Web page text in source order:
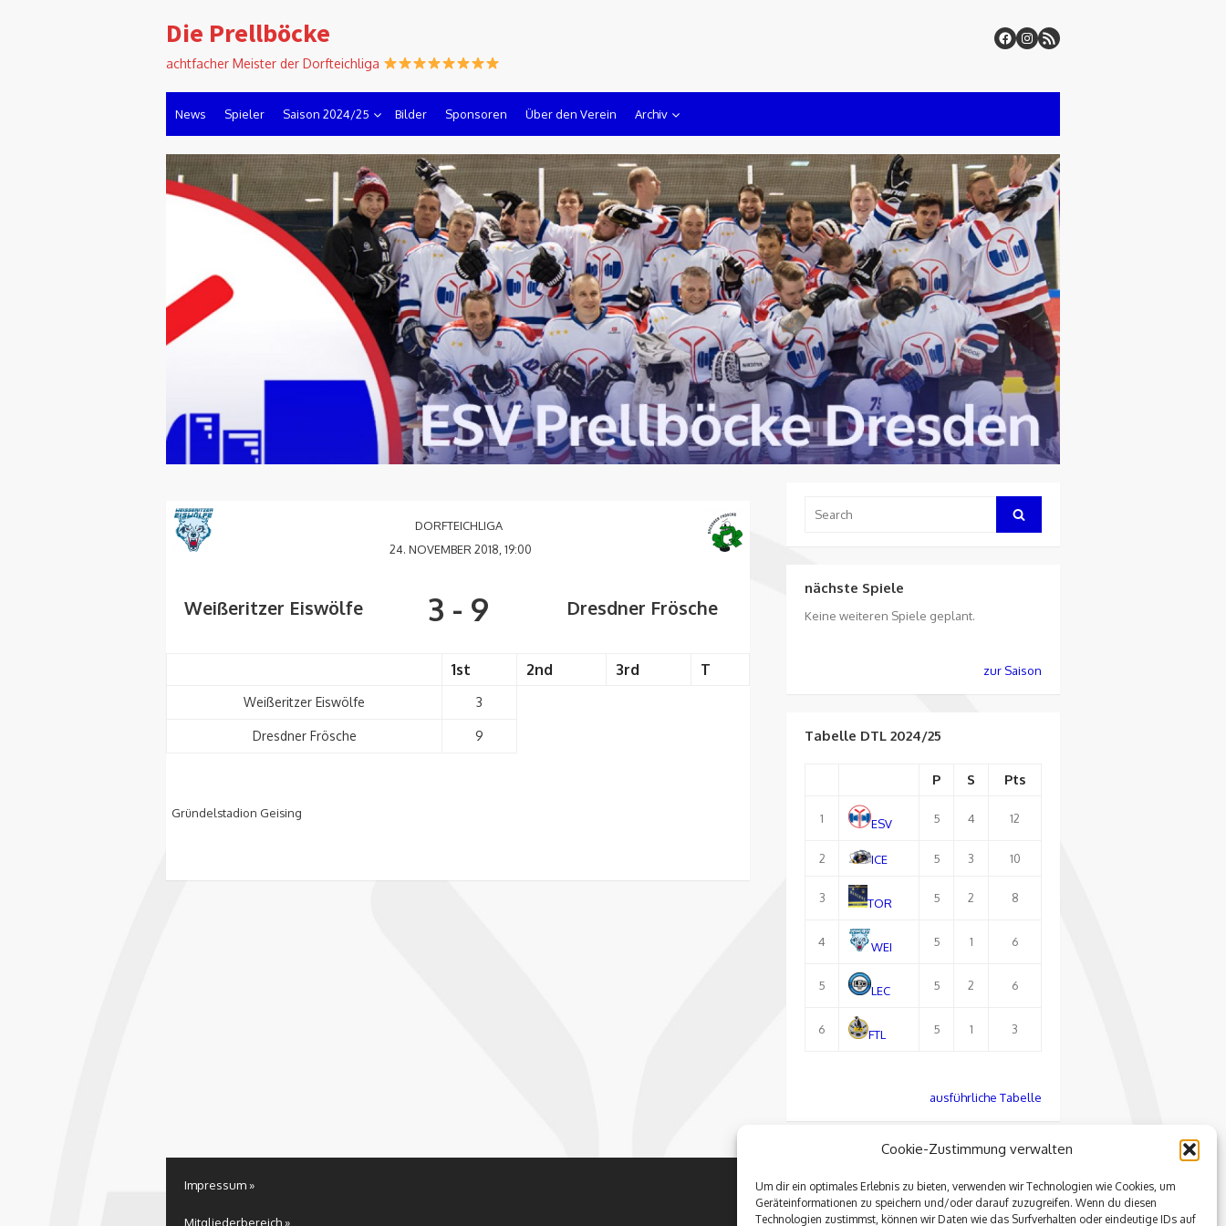
Cookie-Zustimmung verwalten
Um dir ein optimales Erlebnis zu bieten, verwenden wir Technologien wie Cookies, um
Geräteinformationen zu speichern und/oder darauf zuzugreifen. Wenn du diesen
Technologien zustimmst, können wir Daten wie das Surfverhalten oder eindeutige IDs auf
to
Die Prellböcke
achtfacher Meister der Dorfteichliga
News Spieler Saison 2024/25 Bilder Sponsoren Über den Verein Archiv
DORFTEICHLIGA
24. NOVEMBER 2018, 19:00
Weißeritzer Eiswölfe 3 - 9 Dresdner Frösche
1st 2nd 3rd T
Weißeritzer Eiswölfe 3
Dresdner Frösche 9
Gründelstadion Geising
for:
Search
nächste Spiele
Keine weiteren Spiele geplant.
zur Saison
Tabelle DTL 2024/25
P S Pts
1 ESV 5 4 12
2 ICE 5 3 10
3 TOR 5 2 8
4 WEI 5 1 6
5 LEC 5 2 6
6 FTL 5 1 3
ausführliche Tabelle
Impressum »
Mitgliederbereich »